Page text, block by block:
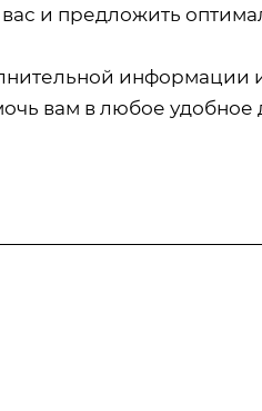
вас и предложить
информации
вам в любое